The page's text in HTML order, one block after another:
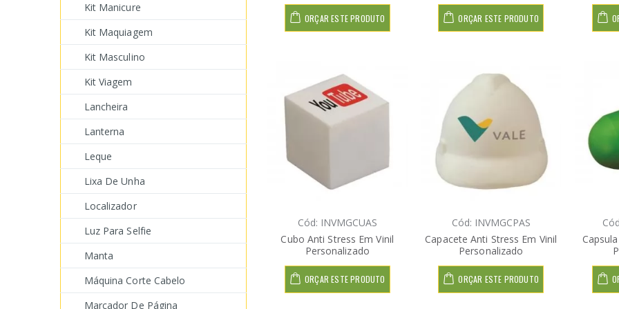
ORÇAR ESTE PRODUTO ORÇAR ESTE PRODUTO
Cód: INVMGCUAS
Cubo Anti Stress Em Vinil
Personalizado
ORÇAR ESTE PRODUTO
Cód: INVMGCPAS
Capacete Anti Stress Em Vinil
Personalizado
ORÇAR ESTE PRODUTO
Kit Manicure
Kit Maquiagem
Kit Masculino
Kit Viagem
Lancheira
Lanterna
Leque
Lixa De Unha
Localizador
Luz Para Selfie
Manta
Máquina Corte Cabelo
Marcador De Página